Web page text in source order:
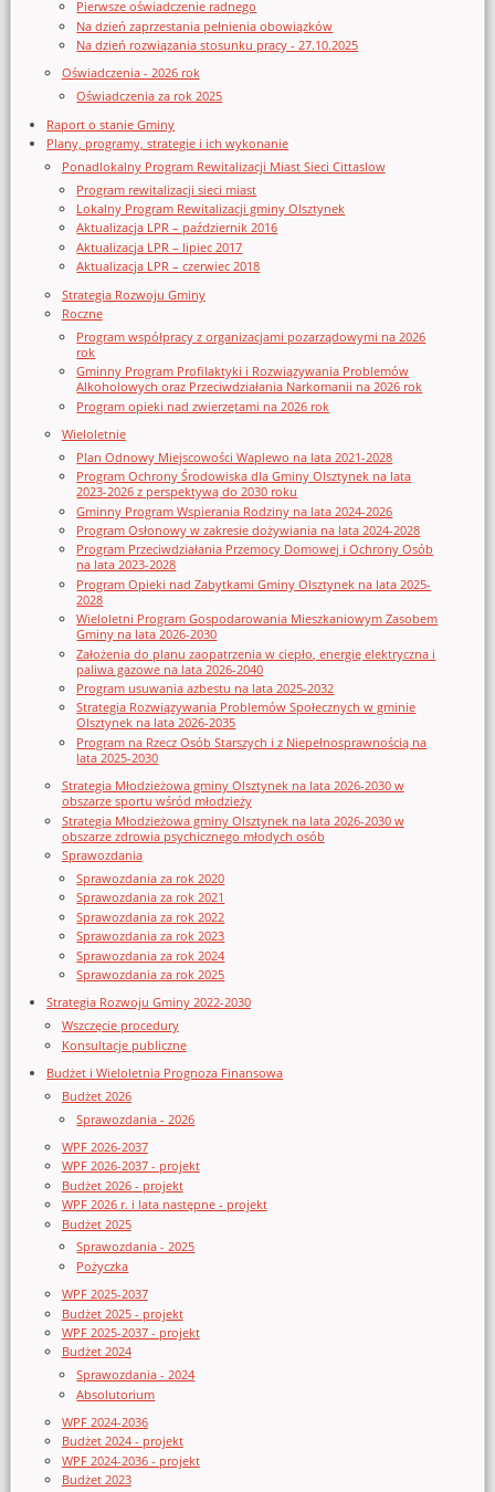
Pierwsze oświadczenie radnego
Na dzień zaprzestania pełnienia obowiązków
Na dzień rozwiązania stosunku pracy - 27.10.2025
Oświadczenia - 2026 rok
Oświadczenia za rok 2025
Raport o stanie Gminy
Plany, programy, strategie i ich wykonanie
Ponadlokalny Program Rewitalizacji Miast Sieci Cittaslow
Program rewitalizacji sieci miast
Lokalny Program Rewitalizacji gminy Olsztynek
Aktualizacja LPR – październik 2016
Aktualizacja LPR – lipiec 2017
Aktualizacja LPR – czerwiec 2018
Strategia Rozwoju Gminy
Roczne
Program współpracy z organizacjami pozarządowymi na 2026
rok
Gminny Program Profilaktyki i Rozwiązywania Problemów
Alkoholowych oraz Przeciwdziałania Narkomanii na 2026 rok
Program opieki nad zwierzętami na 2026 rok
Wieloletnie
Plan Odnowy Miejscowości Waplewo na lata 2021-2028
Program Ochrony Środowiska dla Gminy Olsztynek na lata
2023-2026 z perspektywą do 2030 roku
Gminny Program Wspierania Rodziny na lata 2024-2026
Program Osłonowy w zakresie dożywiania na lata 2024-2028
Program Przeciwdziałania Przemocy Domowej i Ochrony Osób
na lata 2023-2028
Program Opieki nad Zabytkami Gminy Olsztynek na lata 2025-
2028
Wieloletni Program Gospodarowania Mieszkaniowym Zasobem
Gminy na lata 2026-2030
Założenia do planu zaopatrzenia w ciepło, energię elektryczna i
paliwa gazowe na lata 2026-2040
Program usuwania azbestu na lata 2025-2032
Strategia Rozwiązywania Problemów Społecznych w gminie
Olsztynek na lata 2026-2035
Program na Rzecz Osób Starszych i z Niepełnosprawnością na
lata 2025-2030
Strategia Młodzieżowa gminy Olsztynek na lata 2026-2030 w
obszarze sportu wśród młodzieży
Strategia Młodzieżowa gminy Olsztynek na lata 2026-2030 w
obszarze zdrowia psychicznego młodych osób
Sprawozdania
Sprawozdania za rok 2020
Sprawozdania za rok 2021
Sprawozdania za rok 2022
Sprawozdania za rok 2023
Sprawozdania za rok 2024
Sprawozdania za rok 2025
Strategia Rozwoju Gminy 2022-2030
Wszczęcie procedury
Konsultacje publiczne
Budżet i Wieloletnia Prognoza Finansowa
Budżet 2026
Sprawozdania - 2026
WPF 2026-2037
WPF 2026-2037 - projekt
Budżet 2026 - projekt
WPF 2026 r. i lata następne - projekt
Budżet 2025
Sprawozdania - 2025
Pożyczka
WPF 2025-2037
Budżet 2025 - projekt
WPF 2025-2037 - projekt
Budżet 2024
Sprawozdania - 2024
Absolutorium
WPF 2024-2036
Budżet 2024 - projekt
WPF 2024-2036 - projekt
Budżet 2023